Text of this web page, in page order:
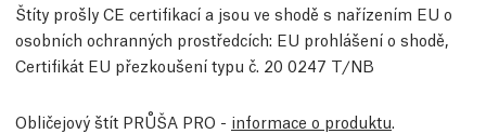
Štíty prošly CE certifikací a jsou ve shodě s nařízením EU o
osobních ochranných prostředcích: EU prohlášení o shodě,
Certifikát EU přezkoušení typu č. 20 0247 T/NB
Obličejový štít PRŮŠA PRO - informace o produktu.